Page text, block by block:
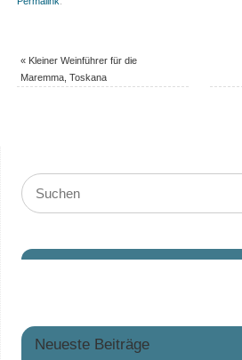
«Kleiner Weinführer für die
Maremma, Toskana
Neueste Beiträge